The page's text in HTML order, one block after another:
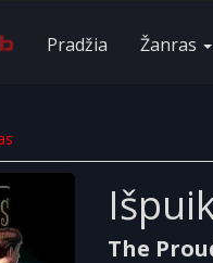
Pradžia Žanras
The